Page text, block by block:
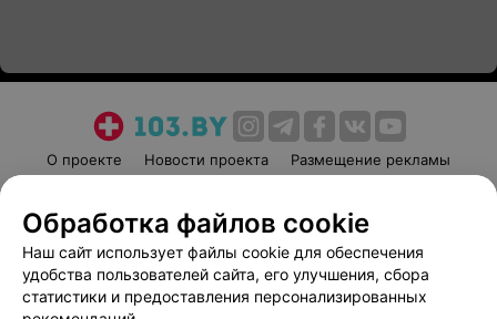
О проекте Новости проекта
Размещение рекламы
Пользовательское соглашение
Способы оплаты
Вакансии
Партнеры
Написать руководителю 103.by
Обработка файлов cookie
Наш сайт использует файлы cookie для обеспечения
удобства пользователей сайта, его улучшения, сбора
статистики и предоставления персонализированных